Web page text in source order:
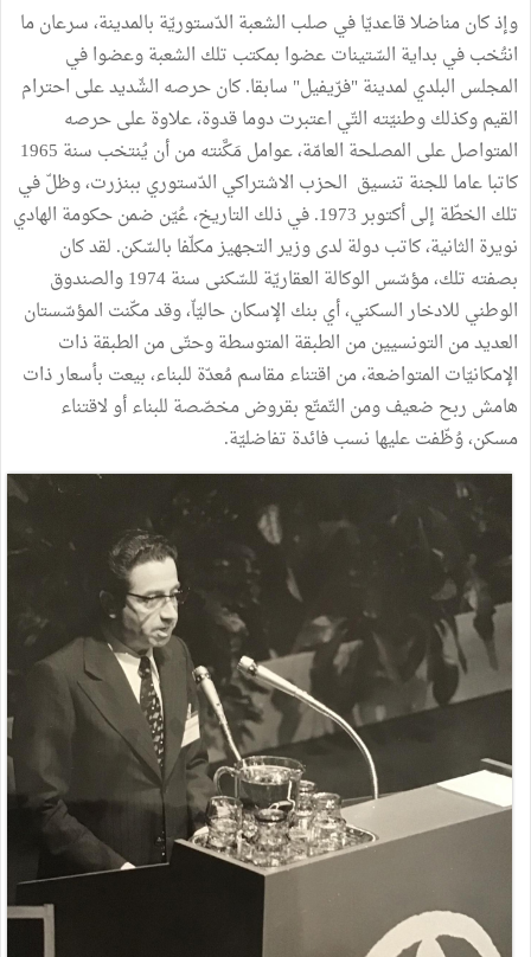
وإذ كان مناضلا قاعديّا في صلب الشعبة الدّستوريّة بالمدينة، سرعان ما
انتُخب في بداية السّتينات عضوا بمكتب تلك الشعبة وعضوا في
المجلس البلدي لمدينة "فرّيفيل" سابقا. كان حرصه الشّديد على احترام
القيم وكذلك وطنيّته التّي اعتبرت دوما قدوة، علاوة على حرصه
المتواصل على المصلحة العامّة، عوامل مَكَّنته من أن يُنتخب سنة 1965
كاتبا عاما للجنة تنسيق الحزب الاشتراكي الدّستوري ببنزرت، وظلّ في
تلك الخطّة إلى أكتوبر 1973. في ذلك التاريخ، عُيّن ضمن حكومة الهادي
نويرة الثانية، كاتب دولة لدى وزير التجهيز مكلّفا بالسّكن. لقد كان
بصفته تلك، مؤسّس الوكالة العقاريّة للسّكنى سنة 1974 والصندوق
الوطني للادخار السكني، أي بنك الإسكان حاليّاّ، وقد مكّنت المؤسّستان
العديد من التونسيين من الطبقة المتوسطة وحتّى من الطبقة ذات
الإمكانيّات المتواضعة، من اقتناء مقاسم مُعدّة للبناء، بيعت بأسعار ذات
هامش ربح ضعيف ومن التّمتّع بقروض مخصّصة للبناء أو لاقتناء
مسكن، وُظّفت عليها نسب فائدة تفاضليّة.